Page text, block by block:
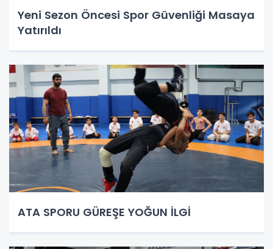
Yeni Sezon Öncesi Spor Güvenliği Masaya
Yatırıldı
ATA SPORU GÜREŞE YOĞUN İLGİ